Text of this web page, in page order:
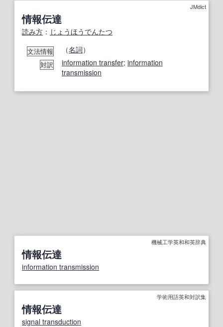
JMdict
情報伝達
読み方 ： じょうほうでんたつ
文法情報 （名詞）
対訳 information transfer; information
transmission
機械工学英和和英辞典
情報伝達
information transmission
学術用語英和対訳集
情報伝達
signal transduction